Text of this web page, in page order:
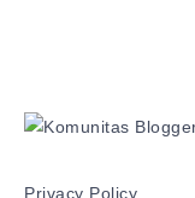
Privacy Policy